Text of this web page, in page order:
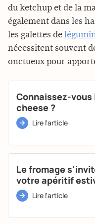
du ketchup et de la
également dans les
les galettes de
nécessitent souvent
onctueux pour
Connaissez-vous
cheese ?
Lire l'article
Le fromage
votre apéritif
Lire l'article